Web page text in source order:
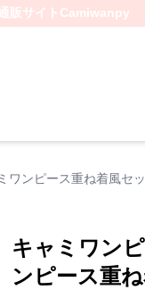
販サイト Camiwanpy
ワンピース重ね着風セ
キャミワン
ンピース重